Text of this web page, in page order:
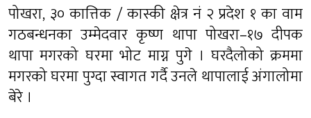
पोखरा, ३० कात्तिक / कास्की क्षेत्र नं २ प्रदेश १ का वाम
गठबन्धनका उम्मेदवार कृष्ण थापा पोखरा–१७ दीपक
थापा मगरको घरमा भोट माग्न पुगे । घरदैलोको क्रममा
मगरको घरमा पुग्दा स्वागत गर्दै उनले थापालाई अंगालोमा
बेरे ।